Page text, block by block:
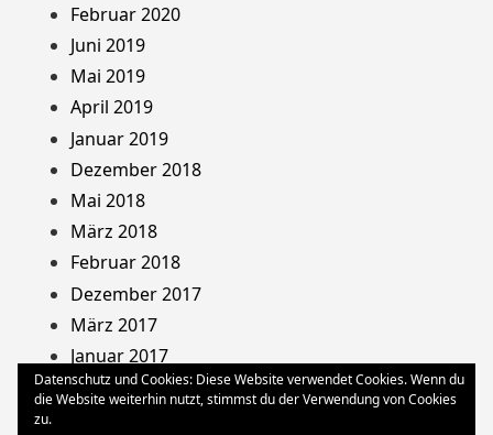
Februar 2020
Juni 2019
Mai 2019
April 2019
Januar 2019
Dezember 2018
Mai 2018
März 2018
Februar 2018
Dezember 2017
März 2017
Januar 2017
August 2013
Datenschutz und Cookies: Diese Website verwendet Cookies. Wenn du
die Website weiterhin nutzt, stimmst du der Verwendung von Cookies
zu.